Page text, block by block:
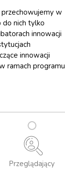
w
do nich tylko
innowacji
innowacji
ramach programu
Przeglądający